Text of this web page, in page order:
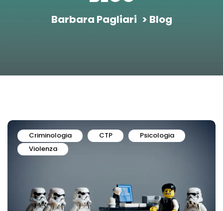
Barbara Pagliari > Blog
Criminologia CTP
Psicologia
Violenza